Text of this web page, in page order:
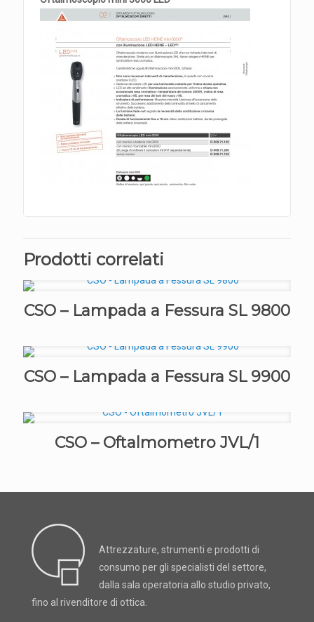
Prodotti correlati
CSO – Lampada a Fessura SL 9800
CSO – Lampada a Fessura SL 9900
CSO – Oftalmometro JVL/1
Attrezzature, strumenti e prodotti di
consumo per gli specialisti del settore,
dalla sala operatoria allo studio privato,
fino al rivenditore di ottica.